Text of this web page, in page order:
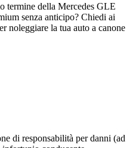
termine della Mercedes GLE
senza anticipo? Chiedi ai
noleggiare la tua auto a canone
di responsabilità per danni (ad